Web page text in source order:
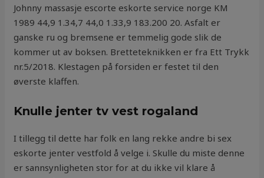
Johnny massasje escorte eskorte service norge KM
1989 44,9 1.34,7 44,0 1.33,9 183.200 20. Asfalt er
ganske ru og bremsene er temmelig gode slik de
kommer ut av boksen. Bretteteknikken er fra Ett Trykk
nr.5/2018. Klestagen på forsiden er festet til den
øverste klaffen.
Knulle jenter tv vest rogaland
I tillegg til dette har folk en lang rekke andre bi sex
eskorte jenter vestfold å velge i. Skulle du miste denne
er sannsynligheten stor for at du ikke vil klare å